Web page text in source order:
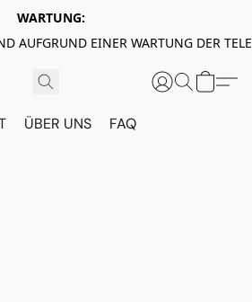
WARTUNG:
AUFGRUND EINER WARTUNG DER
ÜBER UNS FAQ